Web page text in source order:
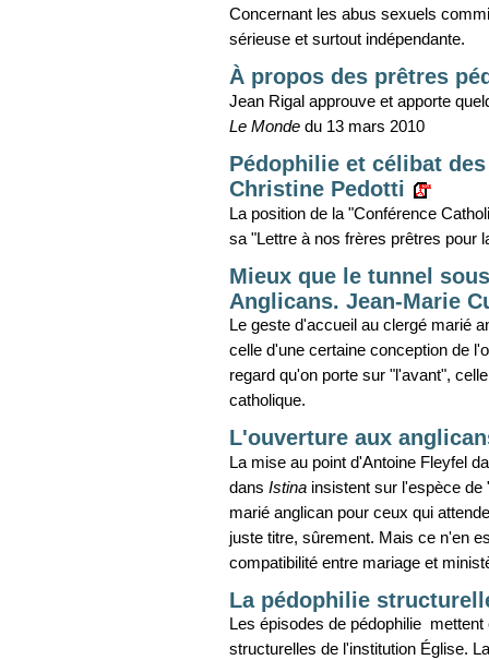
Concernant les abus sexuels
sérieuse et surtout indépendante.
À propos des prêtres
Jean Rigal approuve et apporte
Le Monde du 13 mars 2010
Pédophilie et célibat
Christine Pedotti
La position de la "Conférence
sa "Lettre à nos frères prêtres pour
Mieux que le tunnel
Anglicans. Jean-Marie
Le geste d'accueil au clergé marié
celle d'une certaine conception de
regard qu'on porte sur "l'avant",
catholique.
L'ouverture aux
La mise au point d'Antoine Fleyfel
dans Istina insistent sur l'espèce
marié anglican pour ceux qui
juste titre, sûrement. Mais ce n'en
compatibilité entre mariage et
La pédophilie
Les épisodes de pédophilie
structurelles de l'institution Église.